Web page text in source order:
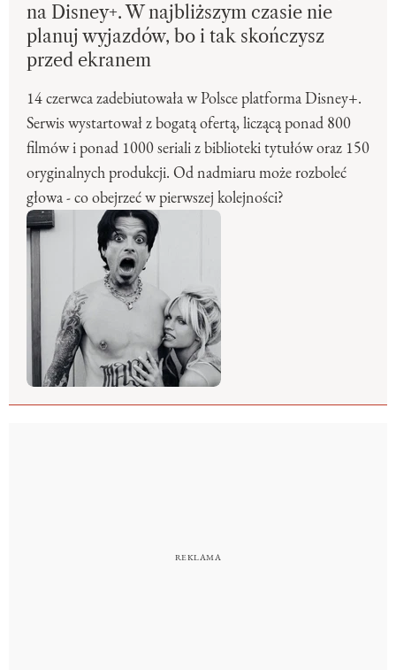
na Disney+. W najbliższym czasie nie
planuj wyjazdów, bo i tak skończysz
przed ekranem
14 czerwca zadebiutowała w Polsce platforma Disney+.
Serwis wystartował z bogatą ofertą, liczącą ponad 800
filmów i ponad 1000 seriali z biblioteki tytułów oraz 150
oryginalnych produkcji. Od nadmiaru może rozboleć
głowa - co obejrzeć w pierwszej kolejności?